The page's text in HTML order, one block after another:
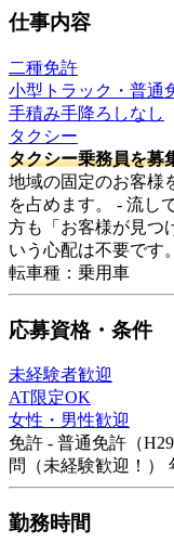
仕事内容
二種免許
小型トラック・普通
手積み手降ろしなし
タクシー
タクシー乗務員を募
地域の固定のお客様
を占めます。 - 流し
方も「お客様が見つ
いう心配は不要です
転車種：乗用車
応募資格・条件
未経験者歓迎
AT限定OK
女性・男性歓迎
免許 - 普通免許（
問（未経験歓迎！）
勤務時間